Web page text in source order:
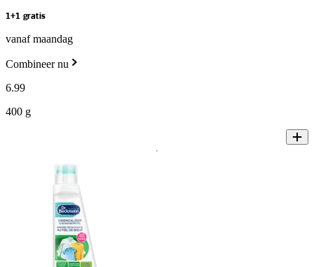
1+1 gratis
vanaf maandag
Combineer nu
6.99
400 g